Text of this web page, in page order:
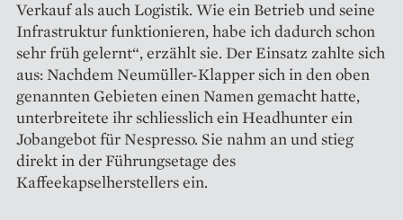
Verkauf als auch Logistik. Wie ein Betrieb und seine
Infrastruktur funktionieren, habe ich dadurch schon
sehr früh gelernt“, erzählt sie. Der Einsatz zahlte sich
aus: Nachdem Neumüller-Klapper sich in den oben
genannten Gebieten einen Namen gemacht hatte,
unterbreitete ihr schliesslich ein Headhunter ein
Jobangebot für Nespresso. Sie nahm an und stieg
direkt in der Führungsetage des
Kaffeekapselherstellers ein.